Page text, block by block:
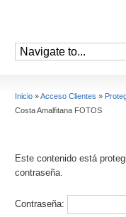
Inicio »Acceso Clientes »
Costa Amalfitana FOTOS
Este contenido está
contraseña.
Contraseña: